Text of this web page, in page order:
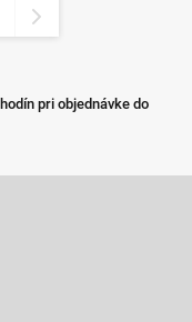
pri objednávke do